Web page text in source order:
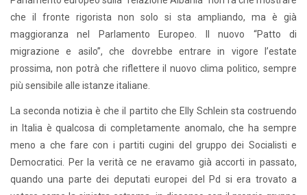
che il fronte rigorista non solo si sta ampliando, ma è già
maggioranza nel Parlamento Europeo. Il nuovo “Patto di
migrazione e asilo”, che dovrebbe entrare in vigore l’estate
prossima, non potrà che riflettere il nuovo clima politico, sempre
più sensibile alle istanze italiane.
La seconda notizia è che il partito che Elly Schlein sta costruendo
in Italia è qualcosa di completamente anomalo, che ha sempre
meno a che fare con i partiti cugini del gruppo dei Socialisti e
Democratici. Per la verità ce ne eravamo già accorti in passato,
quando una parte dei deputati europei del Pd si era trovato a